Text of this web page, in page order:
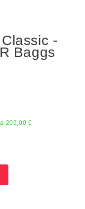
-
Baggs
209,00 €